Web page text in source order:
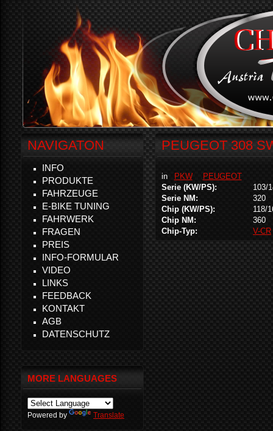
PEUGEOT 308
in PKW
PEUGEOT
Serie (KW/PS):
103/
Serie NM:
320
Chip (KW/PS):
118/
Chip NM:
360
Chip-Typ:
V-CR
NAVIGATON
INFO
PRODUKTE
FAHRZEUGE
E-BIKE TUNING
FAHRWERK
FRAGEN
PREIS
INFO-FORMULAR
VIDEO
LINKS
FEEDBACK
KONTAKT
AGB
DATENSCHUTZ
MORE LANGUAGES
Powered by Translate